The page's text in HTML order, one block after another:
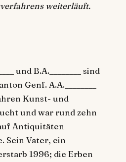
weiterläuft.
und B.A.________ sind
Genf. A.A.________
Kunst- und
und war rund zehn
Antiquitäten
Sein Vater, ein
1996; die Erben